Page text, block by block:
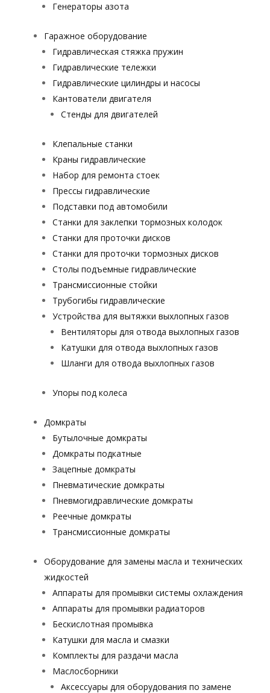
Генераторы азота
Гаражное оборудование
Гидравлическая стяжка пружин
Гидравлические тележки
Гидравлические цилиндры и насосы
Кантователи двигателя
Стенды для двигателей
Клепальные станки
Краны гидравлические
Набор для ремонта стоек
Прессы гидравлические
Подставки под автомобили
Станки для заклепки тормозных колодок
Станки для проточки дисков
Станки для проточки тормозных дисков
Столы подъемные гидравлические
Трансмиссионные стойки
Трубогибы гидравлические
Устройства для вытяжки выхлопных газов
Вентиляторы для отвода выхлопных газов
Катушки для отвода выхлопных газов
Шланги для отвода выхлопных газов
Упоры под колеса
Домкраты
Бутылочные домкраты
Домкраты подкатные
Зацепные домкраты
Пневматические домкраты
Пневмогидравлические домкраты
Реечные домкраты
Трансмиссионные домкраты
Оборудование для замены масла и технических
жидкостей
Аппараты для промывки системы охлаждения
Аппараты для промывки радиаторов
Бескислотная промывка
Катушки для масла и смазки
Комплекты для раздачи масла
Маслосборники
Аксессуары для оборудования по замене